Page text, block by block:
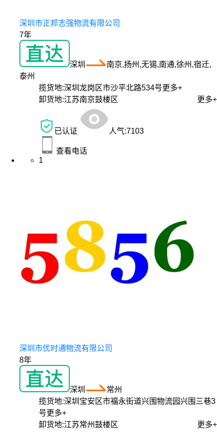
深圳市正邦志强物流有限公司
7年
深圳
南京,扬州,无锡,南通,徐州,宿迁,
泰州
揽货地:深圳龙岗区市沙平北路534号更多+
卸货地:江苏南京鼓楼区 更多+
已认证 人气:7103
查看电话
1
深圳市优时通物流有限公司
8年
深圳
常州
揽货地:深圳宝安区市福永街道兴围物流园兴围三巷3
号更多+
卸货地:江苏常州鼓楼区 更多+